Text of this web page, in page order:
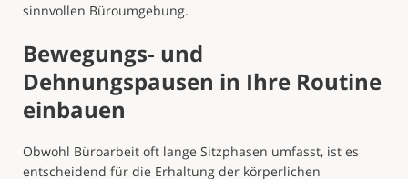
sinnvollen Büroumgebung.
Bewegungs- und
Dehnungspausen in Ihre Routine
einbauen
Obwohl Büroarbeit oft lange Sitzphasen umfasst, ist es
entscheidend für die Erhaltung der körperlichen